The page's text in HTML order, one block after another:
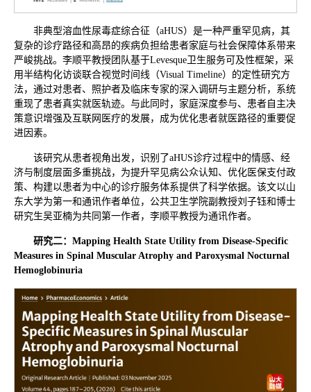
非典型溶血性尿毒症综合征（aHUS）是一种严重罕见病，其
复杂的诊疗路径和高昂的疾病负担给患者家庭与社会保障体系带来
严峻挑战。李顺平教授团队基于Levesque卫生服务可及性框架，采
用半结构化访谈联合视觉时间线（Visual Timeline）的定性研究方
法，通过对患者、照护者及临床专家的深入调研与主题分析，系统
重现了患者真实就医轨迹。与此同时，家庭深度参与、患者自主决
策意识增强及互联网医疗的发展，成为优化患者就医路径的重要促
进因素。
该研究从患者视角出发，识别了aHUS诊疗过程中的情感、经
济与制度层面多重挑战，为提升罕见病公众认知、优化医保支付政
策、构建以患者为中心的诊疗服务体系提供了科学依据。该文以山
东大学为第一和通讯作者单位，公共卫生学院副教授刘子钰和博士
研究生吴亚楠为共同第一作者，李顺平教授为通讯作者。
研究二： Mapping Health State Utility from Disease-Specific
Measures in Spinal Muscular Atrophy and Paroxysmal Nocturnal
Hemoglobinuria